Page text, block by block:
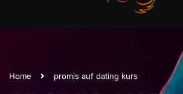
Home promis auf dating kurs